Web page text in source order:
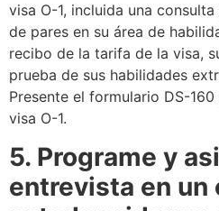
visa O-1, incluida una
de pares en su área de
recibo de la tarifa de la visa,
prueba de sus habilidades
Presente el formulario DS-
visa O-1.
5. Programe y
entrevista en un